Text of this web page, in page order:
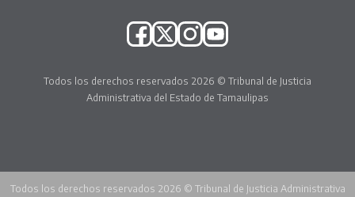
Todos los derechos reservados 2026 © Tribunal de Justicia
Administrativa del Estado de Tamaulipas
Todos los derechos reservados 2026 © Tribunal de Justicia Administrativa